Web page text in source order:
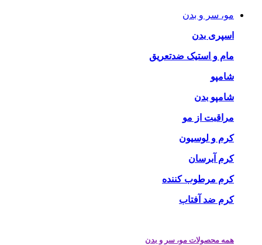
مو، سر و بدن
اسپری بدن
مام و استیک ضدتعریق
شامپو
شامپو بدن
مراقبت از مو
کرم و لوسیون
کرم آبرسان
کرم مرطوب کننده
کرم ضد آفتاب
همه محصولات مو، سر و بدن